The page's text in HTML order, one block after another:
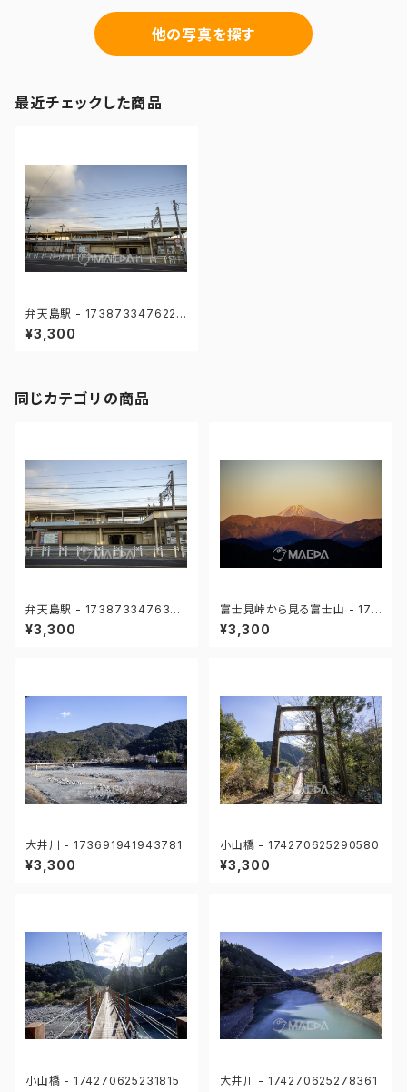
他の写真を探す
最近チェックした商品
弁天島駅 - 1738733476227
92
¥3,300
同じカテゴリの商品
弁天島駅 - 1738733476331
97
¥3,300
富士見峠から見る富士山 - 174
251739619008
¥3,300
大井川 - 173691941943781
¥3,300
小山橋 - 174270625290580
¥3,300
小山橋 - 174270625231815 大井川 - 174270625278361